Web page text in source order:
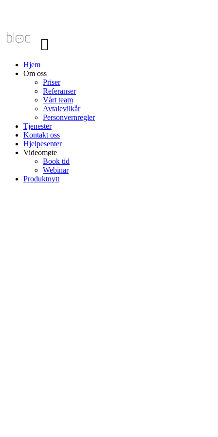
navigasjon
Hjem
Om oss
Priser
Referanser
Vårt team
Avtalevilkår
Personvernregler
Tjenester
Kontakt oss
Hjelpesenter
Videomøte
Book tid
Webinar
Produktnytt